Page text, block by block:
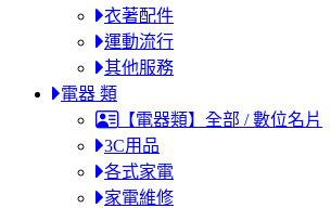
衣著配件
運動流行
其他服務
電器 類
【電器類】全部 / 數位名片
3C用品
各式家電
家電維修